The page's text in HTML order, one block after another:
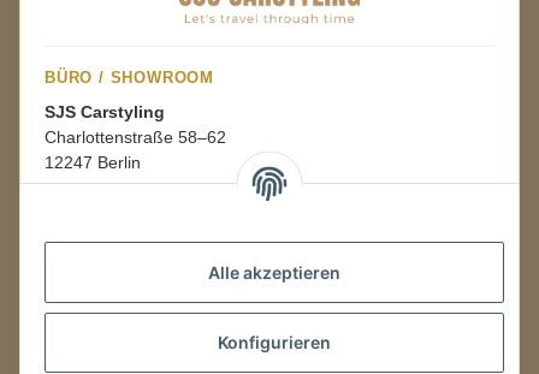
Alle akzeptieren
Konfigurieren
BÜRO / SHOWROOM
SJS Carstyling
Charlottenstraße 58–62
12247 Berlin
08:00–16:00 Uhr
LAGER / RETOUREN
Packmonster Fulfillment
SJS Carstyling Lager